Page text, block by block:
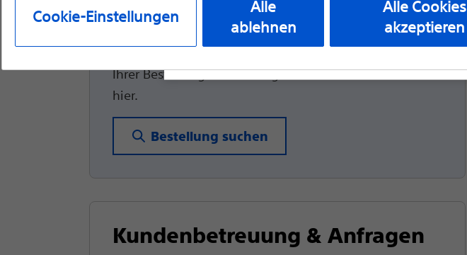
Ihrer Bestellung nachverfolgen. Klicken Sie dazu bitte
hier.
Bestellung suchen
Kundenbetreuung & Anfragen
Cookie-Einstellungen
Alle
ablehnen
Alle Cookies
akzeptieren